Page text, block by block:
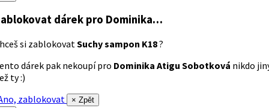
dárek pro Dominika…
si zablokovatSuchy sampon K18?
dárek pak nekoupí pro Dominika Atigu Sobotková nikdo
ty :)
zablokovat
× Zpět